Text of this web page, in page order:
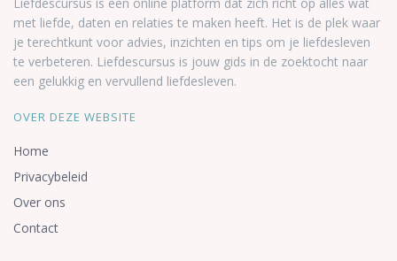
met liefde, daten en relaties te maken heeft. Het is de plek waar
je terechtkunt voor advies, inzichten en tips om je liefdesleven
te verbeteren. Liefdescursus is jouw gids in de zoektocht naar
een gelukkig en vervullend liefdesleven.
OVER DEZE WEBSITE
Home
Privacybeleid
Over ons
Contact